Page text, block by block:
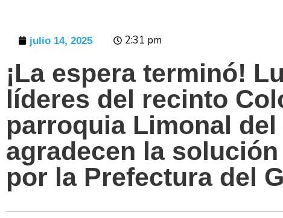
julio 14, 2025 2:31 pm
¡La espera terminó!
líderes del recinto
parroquia Limonal del
agradecen la
por la Prefectura del